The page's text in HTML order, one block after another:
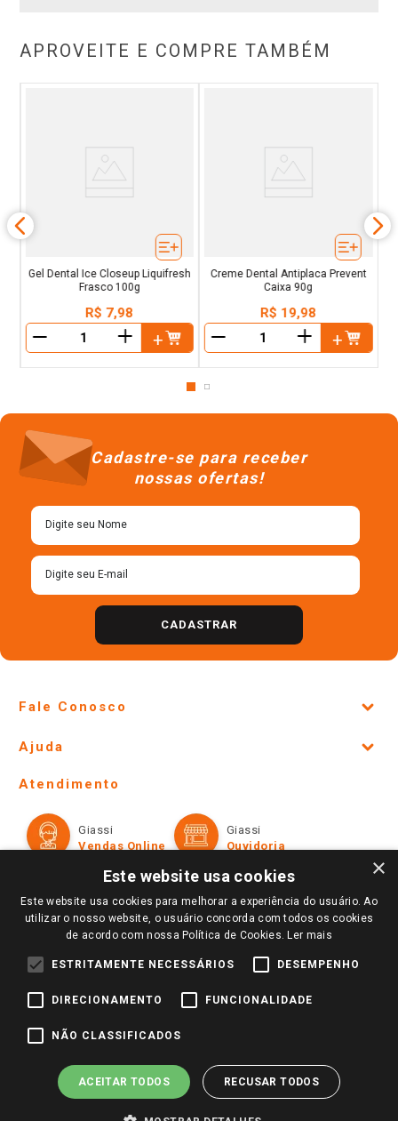
superfície dos dentes, deixando seus dentes brancos e
Americana possui sabor refrescante de menta americana.
APROVEITE E COMPRE TAMBÉM
Gel Dental Ice Closeup Liquifresh
Frasco 100g
R$ 7,98
＋
Creme Dental Antiplaca Prevent
Caixa 90g
R$ 19,98
＋
Cadastre-se para receber
nossas ofertas!
CADASTRAR
Fale Conosco
Lojas Físicas e Horários
Ofertas
Televendas
Perguntas frequentes
Trabalhe Conosco
Identidade Visual
Ajuda
Formas de Pagamento
Políticas de entrega
Trocas e Devoluções
Atendimento
Giassi
Vendas Online
Giassi
Ouvidoria
Redes Sociais
Pagamento e Segurança
×
Este website usa cookies
Este website usa cookies para melhorar a experiência do usuário. Ao
utilizar o nosso website, o usuário concorda com todos os cookies
de acordo com nossa Política de Cookies. Ler mais
ESTRITAMENTE NECESSÁRIOS DESEMPENHO
DIRECIONAMENTO FUNCIONALIDADE
NÃO CLASSIFICADOS
ACEITAR TODOS RECUSAR TODOS